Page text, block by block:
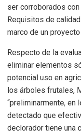
ser corroborados
Requisitos de
marco de un
Respecto de la
eliminar elementos
potencial uso en
los árboles frutales,
“preliminarmente,
detectado que
declorador tiene una